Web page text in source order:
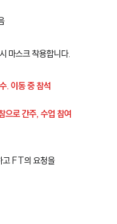
마스크 착용합니다.
. 이동 중 참석
으로 간주, 수업 참여
고 FT의 요청을